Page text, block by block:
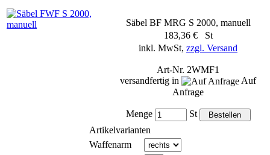
Säbel BF MRG S 2000, manuell
183,36 € St
inkl. MwSt, zzgl. Versand
Art-Nr. 2WMF1
versandfertig in
Auf
Anfrage
Menge
St
Artikelvarianten
Waffenarm